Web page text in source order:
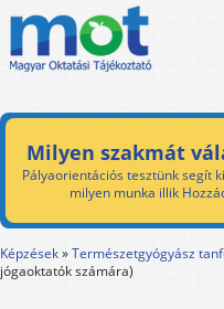
Milyen szakmát
Pályaorientációs tesztünk segít
milyen munka illik
Képzések»Természetgyógyász
jógaoktatók számára)